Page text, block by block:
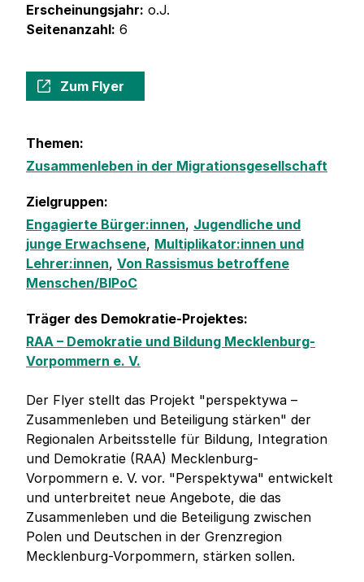
Erscheinungsjahr: o.J.
Seitenanzahl: 6
Zum Flyer
Themen:
Zusammenleben in der Migrationsgesellschaft
Zielgruppen:
Engagierte Bürger:innen, Jugendliche und
junge Erwachsene, Multiplikator:innen und
Lehrer:innen, Von Rassismus betroffene
Menschen/BIPoC
Träger des Demokratie-Projektes:
RAA – Demokratie und Bildung Mecklenburg-
Vorpommern e. V.
Der Flyer stellt das Projekt "perspektywa –
Zusammenleben und Beteiligung stärken" der
Regionalen Arbeitsstelle für Bildung, Integration
und Demokratie (RAA) Mecklenburg-
Vorpommern e. V. vor. "Perspektywa" entwickelt
und unterbreitet neue Angebote, die das
Zusammenleben und die Beteiligung zwischen
Polen und Deutschen in der Grenzregion
Mecklenburg-Vorpommern, stärken sollen.